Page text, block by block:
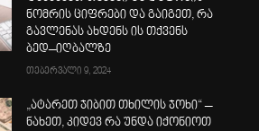
ნომრის ციფრები და გაიგეთ, რა
გავლენას ახდენს ის თქვენს
ბედ–იღბალზე
თებერვალი 9, 2024
„ატარეთ ჯიბით თხილის ჯოხი“ –
ნახეთ, კიდევ რა უნდა იქონიოთ